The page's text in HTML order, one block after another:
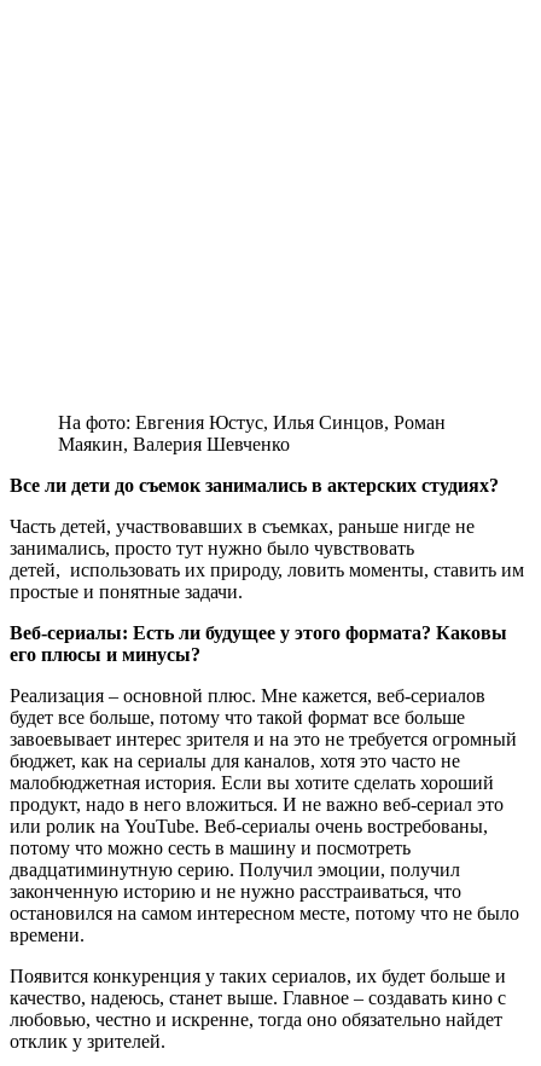
На фото: Евгения Юстус, Илья Синцов, Роман
Маякин, Валерия Шевченко
Все ли дети до съемок занимались в актерских студиях?
Часть детей, участвовавших в съемках, раньше нигде не
занимались, просто тут нужно было чувствовать
детей, использовать их природу, ловить моменты, ставить им
простые и понятные задачи.
Веб-сериалы: Есть ли будущее у этого формата? Каковы
его плюсы и минусы?
Реализация – основной плюс. Мне кажется, веб-сериалов
будет все больше, потому что такой формат все больше
завоевывает интерес зрителя и на это не требуется огромный
бюджет, как на сериалы для каналов, хотя это часто не
малобюджетная история. Если вы хотите сделать хороший
продукт, надо в него вложиться. И не важно веб-сериал это
или ролик на YouTube. Веб-сериалы очень востребованы,
потому что можно сесть в машину и посмотреть
двадцатиминутную серию. Получил эмоции, получил
законченную историю и не нужно расстраиваться, что
остановился на самом интересном месте, потому что не было
времени.
Появится конкуренция у таких сериалов, их будет больше и
качество, надеюсь, станет выше. Главное – создавать кино с
любовью, честно и искренне, тогда оно обязательно найдет
отклик у зрителей.